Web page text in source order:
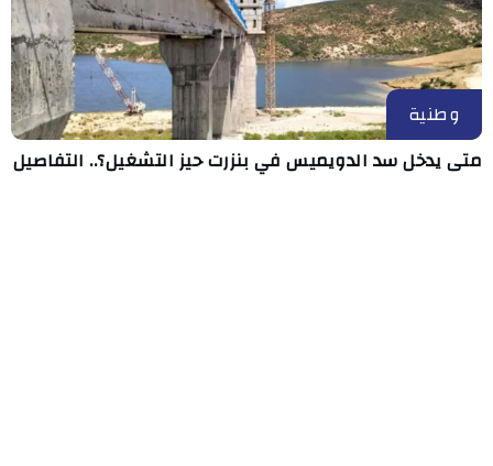
وطنية
متى يدخل سد الدويميس في بنزرت حيز التشغيل؟.. التفاصيل